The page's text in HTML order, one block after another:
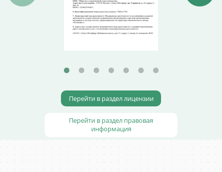
Перейти в раздел лицензии
Перейти в раздел правовая
информация